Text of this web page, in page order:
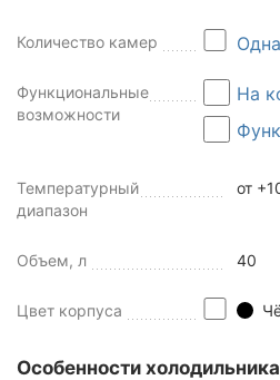
Количество камер Одна
Функциональные
возможности
На
Температурный
диапазон
от
Объем, л 40
Цвет корпуса
Особенности холодильника